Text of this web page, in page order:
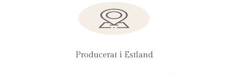
Producerat i Estland